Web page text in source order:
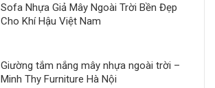
Sofa Nhựa Giả Mây Ngoài Trời Bền Đẹp
Cho Khí Hậu Việt Nam
Giường tắm nắng mây nhựa ngoài trời –
Minh Thy Furniture Hà Nội